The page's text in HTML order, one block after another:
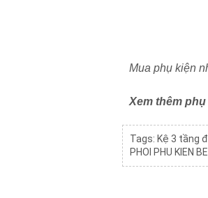
Mua phụ kiện
Xem thêm
Tags: Kệ 3 tầng
PHOI PHU KIEN